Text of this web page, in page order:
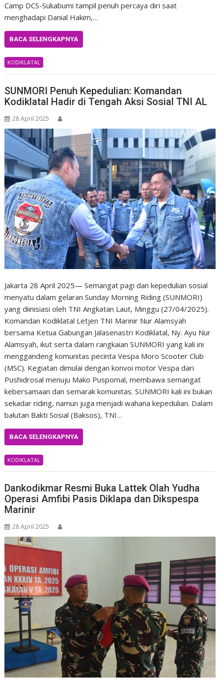
Camp DCS-Sukabumi tampil penuh percaya diri saat
menghadapi Danial Hakim,…
BACA SELENGKAPNYA
KODIKLATAL
SUNMORI Penuh Kepedulian: Komandan
Kodiklatal Hadir di Tengah Aksi Sosial TNI AL
28 April 2025
Jakarta 28 April 2025— Semangat pagi dan kepedulian sosial
menyatu dalam gelaran Sunday Morning Riding (SUNMORI)
yang diinisiasi oleh TNI Angkatan Laut, Minggu (27/04/2025).
Komandan Kodiklatal Letjen TNI Marinir Nur Alamsyah
bersama Ketua Gabungan Jalasenastri Kodiklatal, Ny. Ayu Nur
Alamsyah, ikut serta dalam rangkaian SUNMORI yang kali ini
menggandeng komunitas pecinta Vespa Moro Scooter Club
(MSC). Kegiatan dimulai dengan konvoi motor Vespa dari
Pushidrosal menuju Mako Puspomal, membawa semangat
kebersamaan dan semarak komunitas. SUNMORI kali ini bukan
sekadar riding, namun juga menjadi wahana kepedulian. Dalam
balutan Bakti Sosial (Baksos), TNI…
BACA SELENGKAPNYA
KODIKLATAL
Dankodikmar Resmi Buka Lattek Olah Yudha
Operasi Amfibi Pasis Diklapa dan Dikspespa
Marinir
28 April 2025